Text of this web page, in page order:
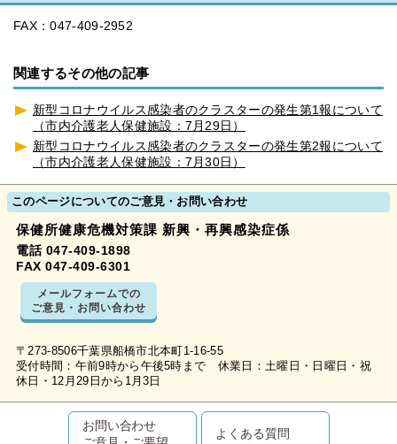
FAX：047-409-2952
関連するその他の記事
新型コロナウイルス感染者のクラスターの発生第1報について
（市内介護老人保健施設：7月29日）
新型コロナウイルス感染者のクラスターの発生第2報について
（市内介護老人保健施設：7月30日）
このページについてのご意見・お問い合わせ
保健所健康危機対策課 新興・再興感染症係
電話 047-409-1898
FAX 047-409-6301
メールフォームでの
ご意見・お問い合わせ
〒273-8506千葉県船橋市北本町1-16-55
受付時間：午前9時から午後5時まで 休業日：土曜日・日曜日・祝
休日・12月29日から1月3日
お問い合わせ
よくある質問